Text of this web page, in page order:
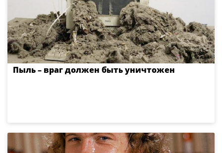
Пыль – враг должен быть уничтожен